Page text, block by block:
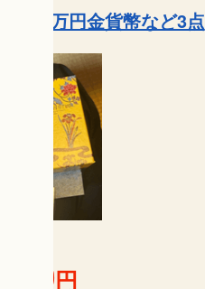
念1万円金貨幣など3点
円